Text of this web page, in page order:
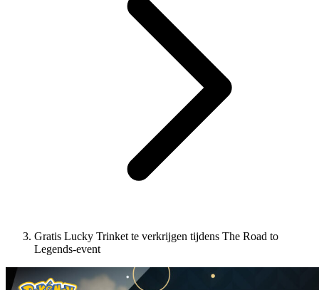
Gratis Lucky Trinket te verkrijgen tijdens The Road to
Legends-event